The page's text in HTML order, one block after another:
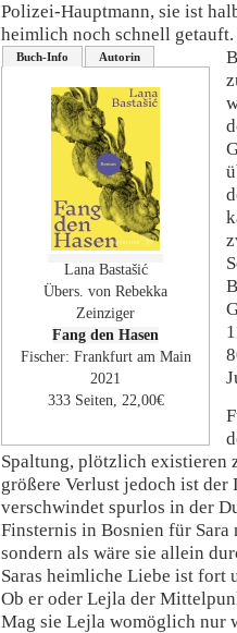
Polizei-Hauptmann, sie ist
heimlich noch schnell
Buch-Info Autorin
Lana Bastašić
Übers. von Rebekka
Zeinziger
Fang den Hasen
Fischer: Frankfurt am Main
2021
333 Seiten, 22,00€
Spaltung, plötzlich existieren
größere Verlust jedoch ist
verschwindet spurlos in der
Finsternis in Bosnien für
sondern als wäre sie allein
Saras heimliche Liebe ist fort
Ob er oder Lejla der
Mag sie Lejla womöglich nur